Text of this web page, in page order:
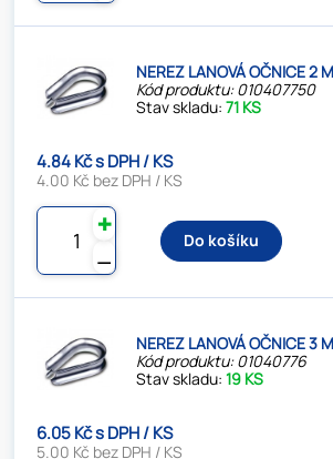
NEREZ LANOVÁ OČNICE 2
Kód produktu: 010407750
Stav skladu:71 KS
4.84 Kč s DPH / KS
4.00 Kč bez DPH / KS
⚊
✚
Do košíku
NEREZ LANOVÁ OČNICE 3
Kód produktu: 01040776
Stav skladu:19 KS
6.05 Kč s DPH / KS
5.00 Kč bez DPH / KS